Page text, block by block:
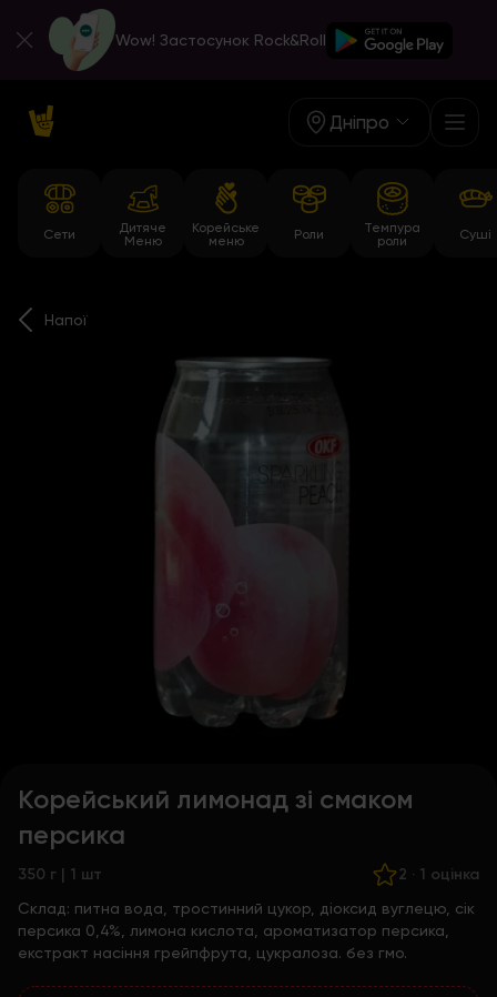
Wow! Застосунок Rock&Roll
Дніпро
Сети
Дитяче
Меню
Корейське
меню
Роли
Темпура
роли
Суші
Напої
Корейський лимонад зі смаком
персика
350 г | 1 шт 2 · 1 оцінка
Склад: питна вода, тростинний цукор, діоксид вуглецю, сік
персика 0,4%, лимона кислота, ароматизатор персика,
екстракт насіння грейпфрута, цукралоза. без гмо.